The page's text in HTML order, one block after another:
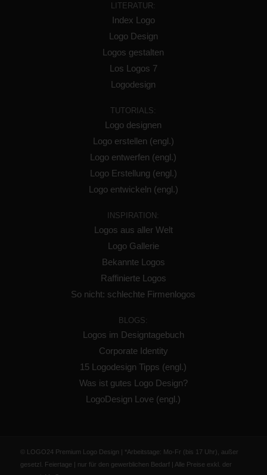
LITERATUR:
Index Logo
Logo Design
Logos gestalten
Los Logos 7
Logodesign
TUTORIALS:
Logo designen
Logo erstellen (engl.)
Logo entwerfen (engl.)
Logo Erstellung (engl.)
Logo entwickeln (engl.)
INSPIRATION:
Logos aus aller Welt
Logo Gallerie
Bekannte Logos
Raffinierte Logos
So nicht: schlechte Firmenlogos
BLOGS:
Logos im Designtagebuch
Corporate Identity
15 Logodesign Tipps (engl.)
Was ist gutes Logo Design?
LogoDesign Love (engl.)
© LOGO24 Premium Logo Design | *Arbeitstage: Mo-Fr (bis 17 Uhr), außer
gesetzl. Feiertage | nur für den gewerblichen Bedarf | Alle Preise exkl. der